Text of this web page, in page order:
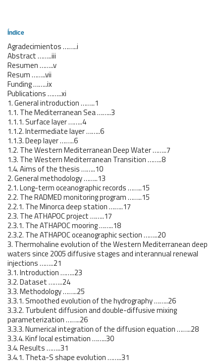
Índice
Agradecimientos ……..i
Abstract ……..iii
Resumen ……..v
Resum ……..vii
Funding ……..ix
Publications ……..xi
1. General introduction ……..1
1.1. The Mediterranean Sea ……..3
1.1.1. Surface layer ……..4
1.1.2. Intermediate layer ……..6
1.1.3. Deep layer ……..6
1.2. The Western Mediterranean Deep Water ……..7
1.3. The Western Mediterranean Transition ……..8
1.4. Aims of the thesis ……..10
2. General methodology ……..13
2.1. Long-term oceanographic records ……..15
2.2. The RADMED monitoring program ……..15
2.2.1. The Minorca deep station ……..17
2.3. The ATHAPOC project ……..17
2.3.1. The ATHAPOC mooring ……..18
2.3.2. The ATHAPOC oceanographic section ……..20
3. Thermohaline evolution of the Western Mediterranean deep
waters since 2005 diffusive stages and interannual renewal
injections ……..21
3.1. Introduction ……..23
3.2. Dataset ……..24
3.3. Methodology ……..25
3.3.1. Smoothed evolution of the hydrography ……..26
3.3.2. Turbulent diffusion and double-diffusive mixing
parameterization ……..26
3.3.3. Numerical integration of the diffusion equation ……..28
3.3.4. Kinf local estimation ……..30
3.4. Results ……..31
3.4.1. Theta-S shape evolution ……..31